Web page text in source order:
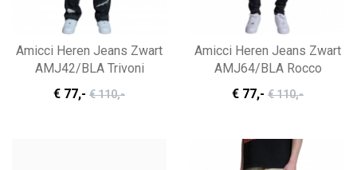
Amicci Heren Jeans Zwart
AMJ42/BLA Trivoni
€ 77,- € 110,-
Amicci Heren Jeans Zwart
AMJ64/BLA Rocco
€ 77,- € 110,-